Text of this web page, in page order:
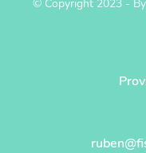
© Copyright 2023 -